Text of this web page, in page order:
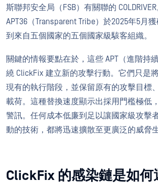
斯聯邦安全局（FSB）有關聯的
APT36（Transparent Tribe）於2025年5月
到來自五個國家的五個國家級駭客組織。
關鍵的情報要點在於，這些 APT（進階持
繞 ClickFix 建立新的攻擊行動。它們只是
現有的執行階段，並保留原有的攻擊目標
載荷。這種替換速度顯示出採用門檻極低
警訊。任何成本低廉到足以讓國家級攻擊
動的技術，都將迅速擴散至更廣泛的威脅
ClickFix 的感染鏈是如何